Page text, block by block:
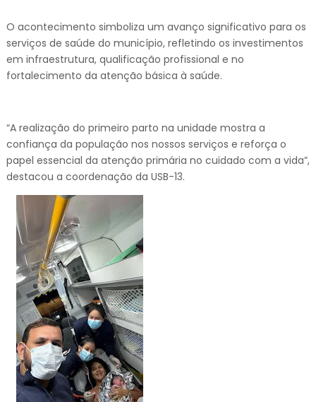
O acontecimento simboliza um avanço significativo para os
serviços de saúde do município, refletindo os investimentos
em infraestrutura, qualificação profissional e no
fortalecimento da atenção básica à saúde.
“A realização do primeiro parto na unidade mostra a
confiança da população nos nossos serviços e reforça o
papel essencial da atenção primária no cuidado com a vida”,
destacou a coordenação da USB-13.